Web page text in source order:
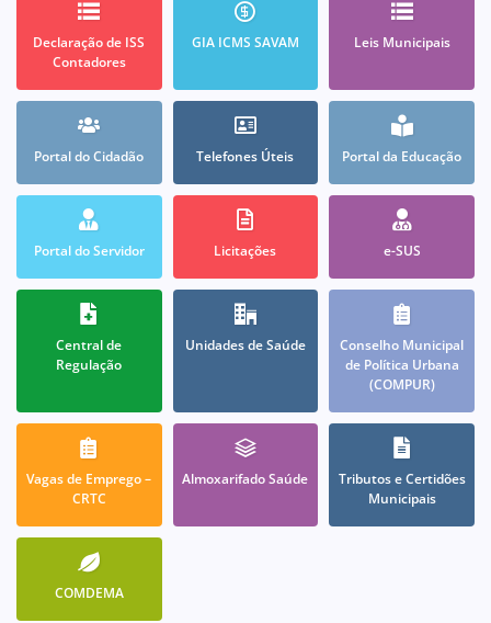
Declaração de ISS
Contadores
GIA ICMS SAVAM Leis Municipais
Portal do Cidadão Telefones Úteis Portal da Educação
Portal do Servidor Licitações e-SUS
Central de
Regulação
Unidades de Saúde
Conselho Municipal
de Política Urbana
(COMPUR)
Vagas de Emprego –
CRTC
Almoxarifado Saúde
Tributos e Certidões
Municipais
COMDEMA